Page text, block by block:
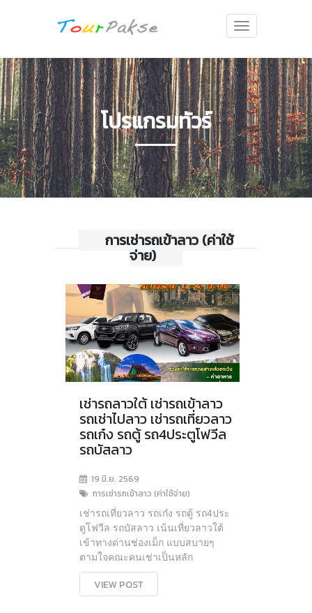
Toggle
navigation
โปรแกรมทัวร์
การเช่ารถเข้าลาว (ค่าใช้
จ่าย)
เช่ารถลาวใต้ เช่ารถเข้าลาว
รถเช่าไปลาว เช่ารถเที่ยวลาว
รถเก๋ง รถตู้ รถ4ประตูโฟวีล
รถบัสลาว
19 มิ.ย. 2569
การเช่ารถเข้าลาว (ค่าใช้จ่าย)
เช่ารถเที่ยวลาว รถเก๋ง รถตู้ รถ4ประ
ตูโฟวีล รถบัสลาว เน้นเที่ยวลาวใต้
เข้าทางด่านช่องเม็ก แบบสบายๆ
ตามใจคณะคนเช่าเป็นหลัก
VIEW POST